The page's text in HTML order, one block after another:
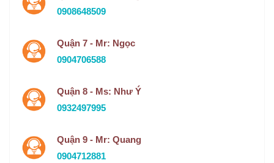
0908648509
Quận 7 - Mr: Ngọc
0904706588
Quận 8 - Ms: Như Ý
0932497995
Quận 9 - Mr: Quang
0904712881